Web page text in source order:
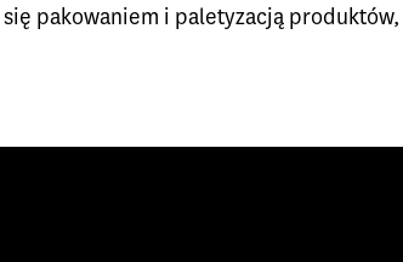
się pakowaniem i paletyzacją